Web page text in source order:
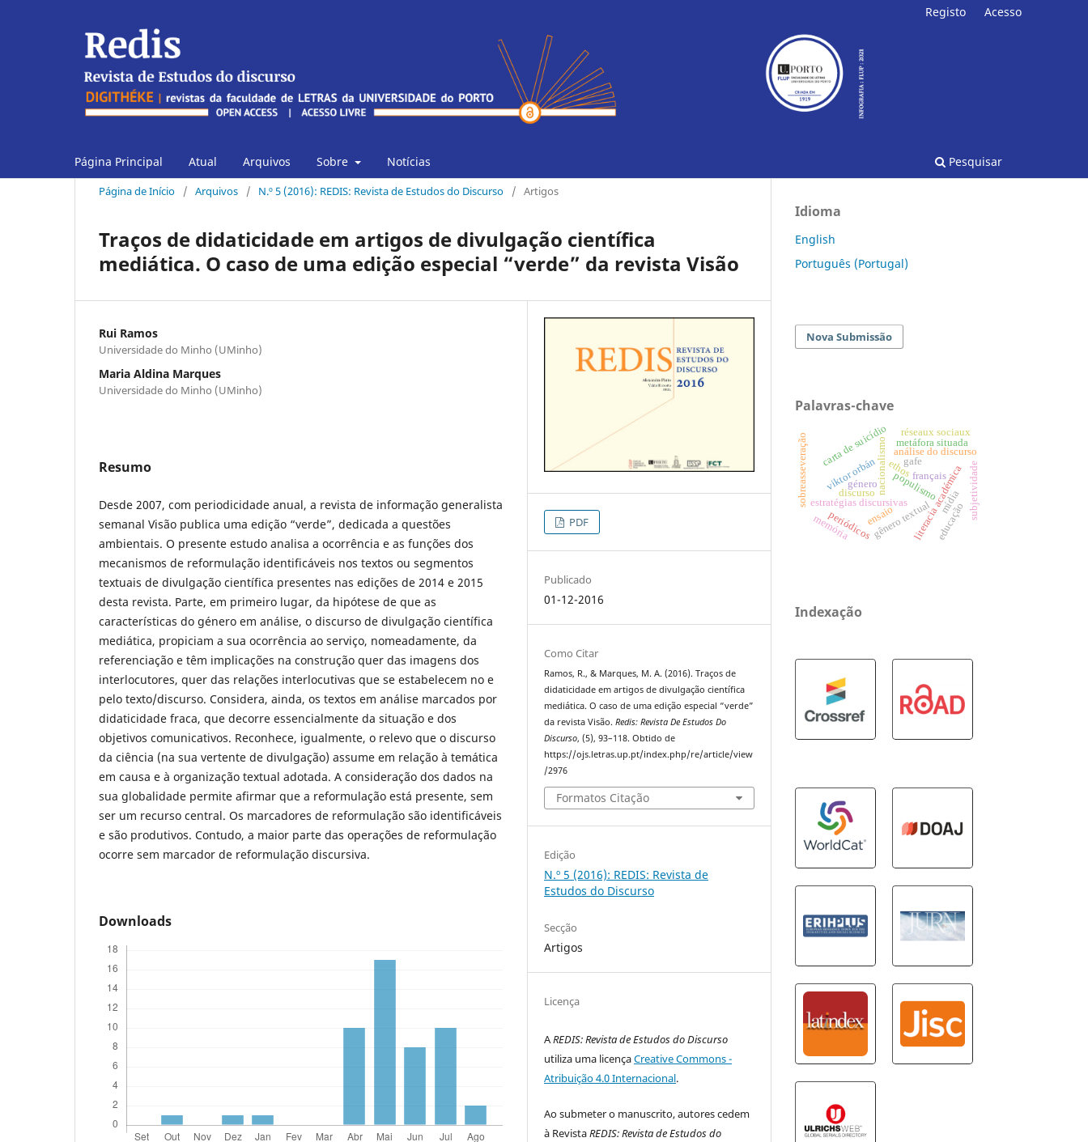
Página Principal Atual Arquivos Sobre Notícias Pesquisar
Registo Acesso
Página de Início / Arquivos / N.º 5 (2016): REDIS: Revista de Estudos do Discurso / Artigos
Traços de didaticidade em artigos de divulgação científica
mediática. O caso de uma edição especial “verde” da revista Visão
Rui Ramos
Universidade do Minho (UMinho)
Maria Aldina Marques
Universidade do Minho (UMinho)
Resumo
Desde 2007, com periodicidade anual, a revista de informação generalista
semanal Visão publica uma edição “verde”, dedicada a questões
ambientais. O presente estudo analisa a ocorrência e as funções dos
mecanismos de reformulação identificáveis nos textos ou segmentos
textuais de divulgação científica presentes nas edições de 2014 e 2015
desta revista. Parte, em primeiro lugar, da hipótese de que as
características do género em análise, o discurso de divulgação científica
mediática, propiciam a sua ocorrência ao serviço, nomeadamente, da
referenciação e têm implicações na construção quer das imagens dos
interlocutores, quer das relações interlocutivas que se estabelecem no e
pelo texto/discurso. Considera, ainda, os textos em análise marcados por
didaticidade fraca, que decorre essencialmente da situação e dos
objetivos comunicativos. Reconhece, igualmente, o relevo que o discurso
da ciência (na sua vertente de divulgação) assume em relação à temática
em causa e à organização textual adotada. A consideração dos dados na
sua globalidade permite afirmar que a reformulação está presente, sem
ser um recurso central. Os marcadores de reformulação são identificáveis
e são produtivos. Contudo, a maior parte das operações de reformulação
ocorre sem marcador de reformulação discursiva.
Downloads
PDF
Publicado
01-12-2016
Como Citar
Ramos, R., & Marques, M. A. (2016). Traços de
didaticidade em artigos de divulgação científica
mediática. O caso de uma edição especial “verde”
da revista Visão.Redis: Revista De Estudos Do
Discurso, (5), 93–118. Obtido de
https://ojs.letras.up.pt/index.php/re/article/view
/2976
Formatos Citação
Edição
N.º 5 (2016): REDIS: Revista de
Estudos do Discurso
Secção
Artigos
Licença
AREDIS: Revista de Estudos do Discurso
utiliza uma licençaCreative Commons -
Atribuição 4.0 Internacional.
Ao submeter o manuscrito, autores cedem
à RevistaREDIS: Revista de Estudos do
Idioma
English
Português (Portugal)
Nova Submissão
Palavras-chave
análise do discurso
nacionalismo populismo
estratégias discursivas
viktor orbán
ensaio literacia académica
gênero textual
carta de suicídio
ethos
metáfora situada
réseaux sociaux
français
sobreasseveração gafe
mídia
educação
periódicos
discurso
memória
género subjetividade
Indexação